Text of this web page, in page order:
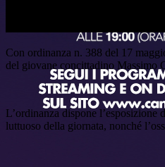
Con ordinanza n. 388 del 17
del giovane concittadino Massimo
L’ordinanza dispone
luttuoso della giornata, nonché